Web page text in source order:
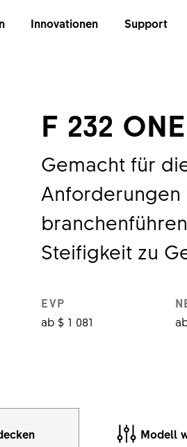
Innovationen Support
F 232 ONE
Gemacht für
Anforderungen
Steifigkeit zu
EVP
ab $ 1 081
Modell